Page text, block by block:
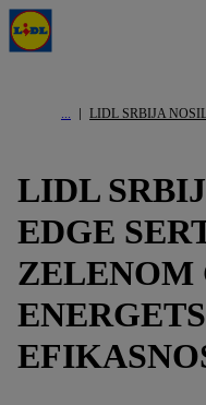
LIDL SRBIJA
LIDL
EDGE
ZELENOM